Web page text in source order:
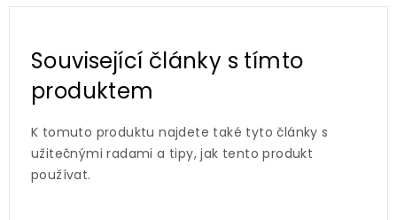
Související články s tímto
produktem
K tomuto produktu najdete také tyto články s
užitečnými radami a tipy, jak tento produkt
používat.